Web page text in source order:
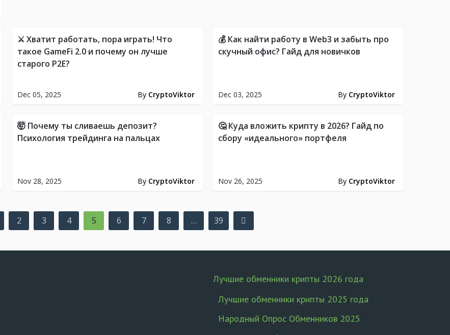
Dec 05, 2025 By CryptoViktor
⚔️ Хватит работать, пора играть! Что
такое GameFi 2.0 и почему он лучше
старого P2E?
Dec 03, 2025 By CryptoViktor
💰 Как найти работу в Web3 и забыть про
скучный офис? Гайд для новичков
Nov 28, 2025 By CryptoViktor
🤯 Почему ты сливаешь депозит?
Психология трейдинга на пальцах
FINANSY
Nov 26, 2025 By CryptoViktor
🤔 Куда вложить крипту в 2026? Гайд по
сбору «идеального» портфеля
2 3 4 5 6 7 8 … 39
Лучшие обменники крипты 2026 года
Лучшие обменники крипты 2025 года
Народный Опрос Обменников 2025